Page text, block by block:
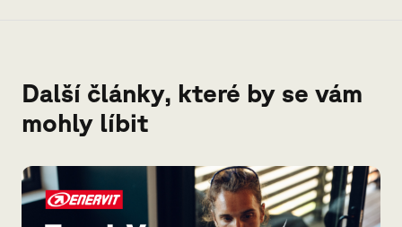
Další články, které by se vám
mohly líbit